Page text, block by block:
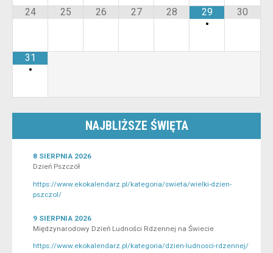
24 25 26 27 28
29
•
30
31
•
NAJBLIŻSZE ŚWIĘTA
8 SIERPNIA 2026
Dzień Pszczół
https://www.ekokalendarz.pl/kategoria/swieta/wielki-dzien-
pszczol/
9 SIERPNIA 2026
Międzynarodowy Dzień Ludności Rdzennej na Świecie
https://www.ekokalendarz.pl/kategoria/dzien-ludnosci-rdzennej/